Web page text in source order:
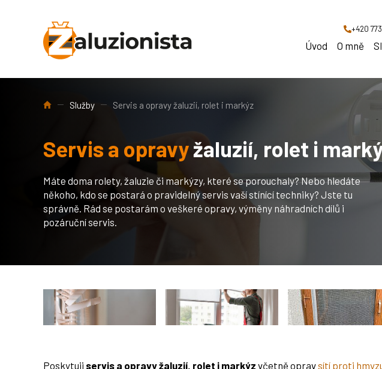
+420
Úvod O mně
Úvod Služby Servis a opravy žaluzií, rolet i markýz
Servis a opravyžaluzií, rolet i
Máte doma rolety, žaluzie či markýzy, které se porouchaly? Nebo hledáte
někoho, kdo se postará o pravidelný servis vaší stínící techniky? Jste tu
správně. Rád se postarám o veškeré opravy, výměny náhradních dílů i
pozáruční servis.
Poskytuji servis a opravy žaluzií, rolet i markýz včetně opravsítí proti